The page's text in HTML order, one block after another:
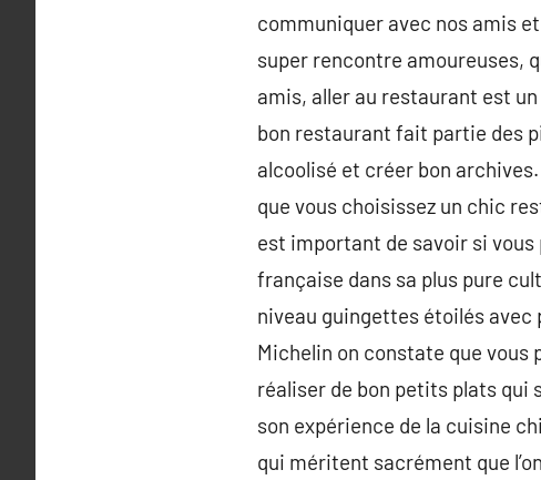
communiquer avec nos amis
super rencontre amoureuses,
amis, aller au restaurant est
bon restaurant fait partie des
alcoolisé et créer bon
que vous choisissez un chic
est important de savoir si vous
française dans sa plus pure
niveau guingettes étoilés avec
Michelin on constate que vous
réaliser de bon petits plats qui
son expérience de la cuisine
qui méritent sacrément que